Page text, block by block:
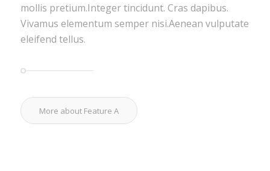
mollis pretium.Integer tincidunt. Cras dapibus.
Vivamus elementum semper nisi.Aenean vulputate
eleifend tellus.
More about Feature A